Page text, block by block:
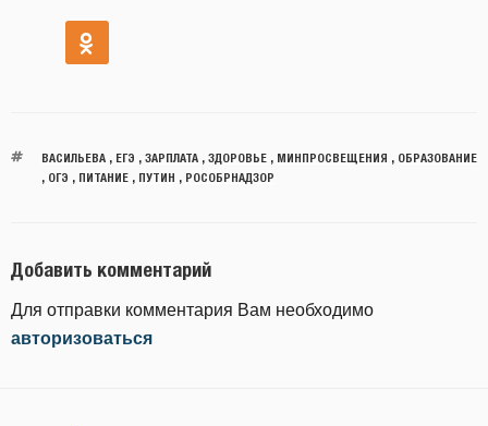
ВАСИЛЬЕВА, ЕГЭ , ЗАРПЛАТА, ЗДОРОВЬЕ, МИНПРОСВЕЩЕНИЯ , ОБРАЗОВАНИЕ
, ОГЭ , ПИТАНИЕ, ПУТИН , РОСОБРНАДЗОР
Добавить комментарий
Для отправки комментария Вам необходимо
авторизоваться